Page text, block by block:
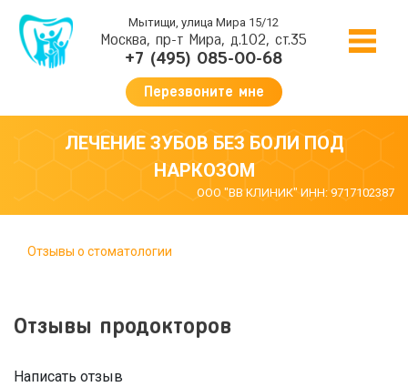
Мытищи, улица Мира 15/12
Москва, пр-т Мира, д.102, ст.35
+7 (495) 085-00-68
Перезвоните мне
ЛЕЧЕНИЕ ЗУБОВ БЕЗ БОЛИ ПОД
НАРКОЗОМ
ООО "ВВ КЛИНИК" ИНН: 9717102387
Отзывы о стоматологии
Отзывы продокторов
Написать отзыв